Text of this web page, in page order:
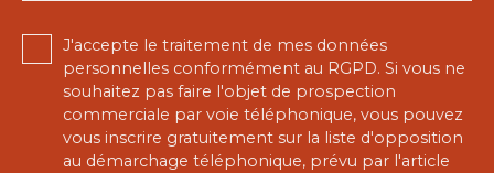
J'accepte le traitement de mes données
personnelles conformément au RGPD. Si vous ne
souhaitez pas faire l'objet de prospection
commerciale par voie téléphonique, vous pouvez
vous inscrire gratuitement sur la liste d'opposition
au démarchage téléphonique, prévu par l'article